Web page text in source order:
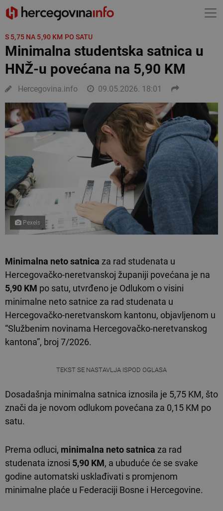
S 5,75 NA 5,90 KM PO SATU
Minimalna studentska satnica u
HNŽ-u povećana na 5,90 KM
Hercegovina.info 09.05.2026. 18:01
Pexels
Minimalna neto satnica za rad studenata u
Hercegovačko-neretvanskoj županiji povećana je na
5,90 KM po satu, utvrđeno je Odlukom o visini
minimalne neto satnice za rad studenata u
Hercegovačko-neretvanskom kantonu, objavljenom u
“Službenim novinama Hercegovačko-neretvanskog
kantona”, broj 7/2026.
TEKST SE NASTAVLJA ISPOD OGLASA
Dosadašnja minimalna satnica iznosila je 5,75 KM, što
znači da je novom odlukom povećana za 0,15 KM po
satu.
Prema odluci, minimalna neto satnica za rad
studenata iznosi 5,90 KM, a ubuduće će se svake
godine automatski usklađivati s promjenom
minimalne plaće u Federaciji Bosne i Hercegovine.